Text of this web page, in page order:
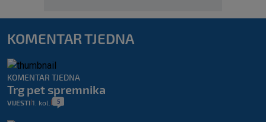
KOMENTAR TJEDNA
KOMENTAR TJEDNA
Trg pet spremnika
VIJESTI 1. kol. 5